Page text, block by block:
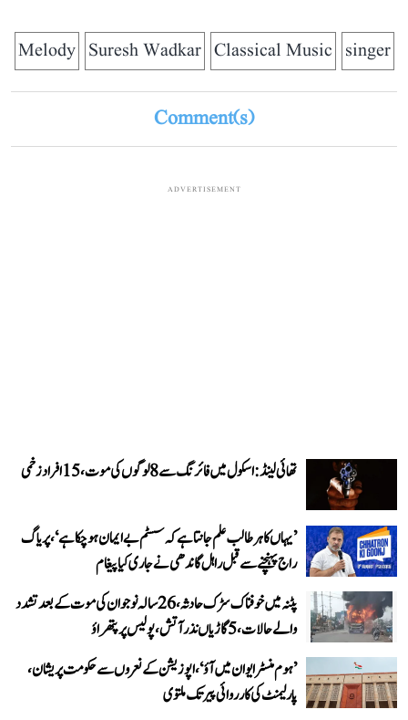
singer
Classical Music
Suresh Wadkar
Melody
Comment(s)
ADVERTISEMENT
تھائی لینڈ: اسکول میں فائرنگ سے 8 لوگوں کی موت، 15 افراد زخمی
’یہاں کا ہر طالب علم جانتا ہے کہ سسٹم بے ایمان ہو چکا ہے‘، پریاگ
راج پہنچنے سے قبل راہل گاندھی نے جاری کیا پیغام
پٹنہ میں خوفناک سڑک حادثہ، 26 سالہ نوجوان کی موت کے بعد تشدد
والے حالات، 5 گاڑیاں نذر آتش، پولیس پر پتھراؤ
’ہوم منسٹر ایوان میں آؤ‘، اپوزیشن کے نعروں سے حکومت پریشان،
پارلیمنٹ کی کارروائی پیر تک ملتوی